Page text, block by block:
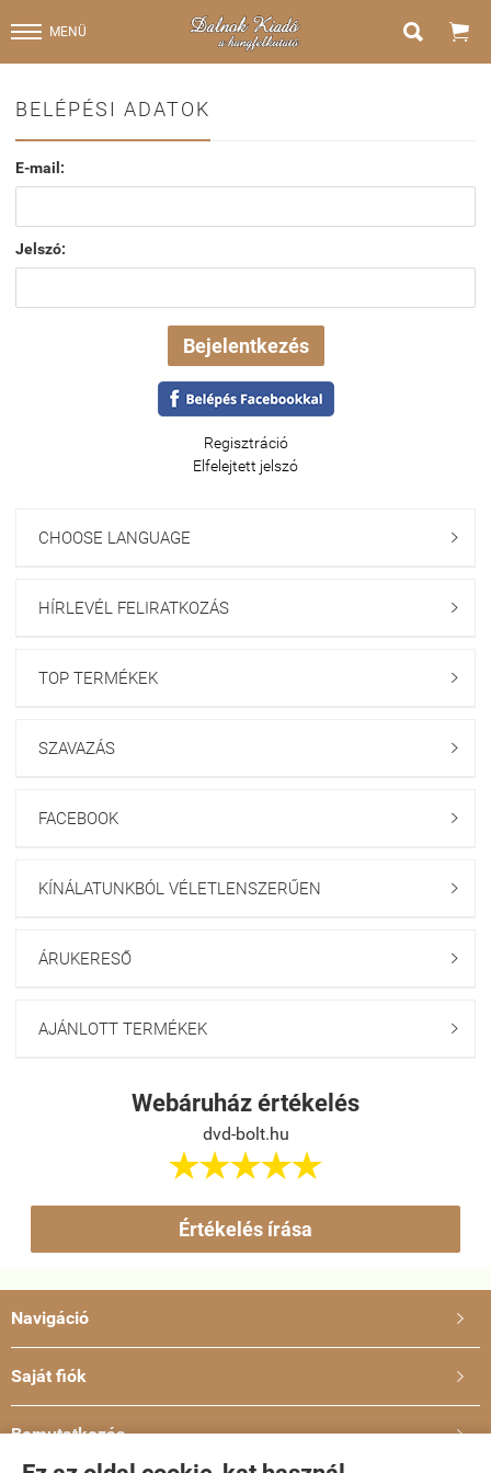
MENÜ  
BELÉPÉSI ADATOK
E-mail:
Jelszó:
Regisztráció
Elfelejtett jelszó
CHOOSE LANGUAGE 
HÍRLEVÉL FELIRATKOZÁS 
TOP TERMÉKEK 
SZAVAZÁS 
FACEBOOK 
KÍNÁLATUNKBÓL VÉLETLENSZERŰEN 
ÁRUKERESŐ 
AJÁNLOTT TERMÉKEK 
Webáruház értékelés
dvd-bolt.hu

Értékelés írása
Navigáció 
Saját fiók 
Bemutatkozás 